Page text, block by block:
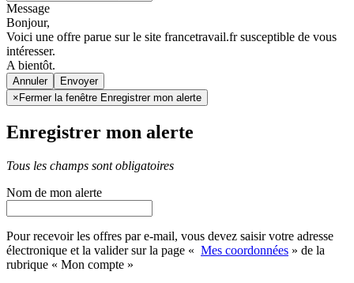
Message
Bonjour,
Voici une offre parue sur le site francetravail.fr susceptible de vous
intéresser.
A bientôt.
Annuler
× Fermer la fenêtre Enregistrer mon alerte
Enregistrer mon alerte
Tous les champs sont obligatoires
Nom de mon alerte
Pour recevoir les offres par e-mail, vous devez saisir votre adresse
électronique et la valider sur la page « Mes coordonnées » de la
rubrique « Mon compte »